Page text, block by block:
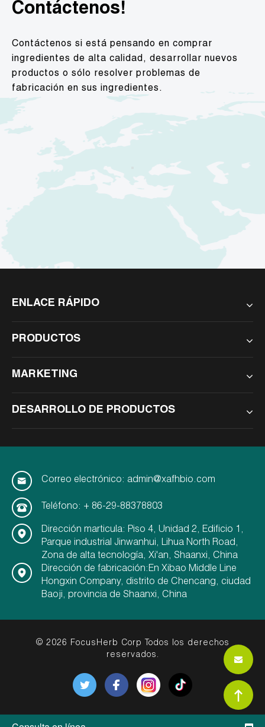
Contáctenos!
Contáctenos si está pensando en comprar
ingredientes de alta calidad, desarrollar nuevos
productos o sólo resolver problemas de
fabricación en sus ingredientes.
ENLACE RÁPIDO
PRODUCTOS
MARKETING
DESARROLLO DE PRODUCTOS
Correo electrónico: admin@xafhbio.com
Teléfono: + 86-29-88378803
Dirección marticula: Piso 4, Unidad 2, Edificio 1,
Parque industrial Jinwanhui, Lihua North Road,
Zona de alta tecnología, Xi'an, Shaanxi, China
Dirección de fabricación:En Xibao Middle Line
Hongxin Company, distrito de Chencang, ciudad
Baoji, provincia de Shaanxi, China
© 2026 FocusHerb Corp Todos los derechos
reservados.